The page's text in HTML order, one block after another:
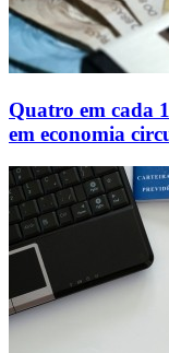
Quatro em cada
em economia